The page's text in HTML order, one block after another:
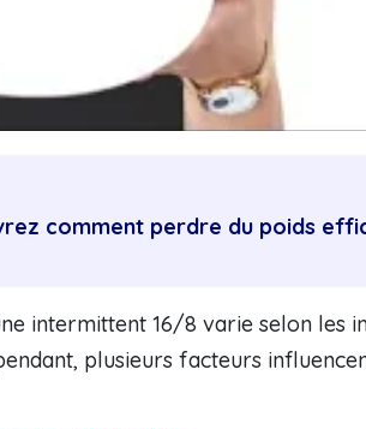
comment perdre du poids
intermittent 16/8 varie selon les
plusieurs facteurs